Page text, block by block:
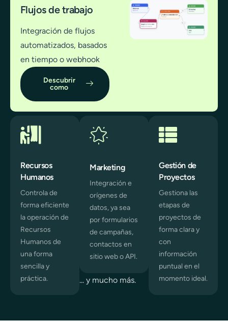
Flujos de trabajo
Integración de flujos
automatizados, basados
en tiempo o webhook
Descubrir
como
Recursos
Humanos
Controla de
forma eficiente
la operación de
Recursos
Humanos de
una forma
sencilla y
práctica.
Marketing
Integración e
orígenes de
datos, ya sea
por formularios
de campañas,
contactos en
sitio web o API.
... y mucho más.
Gestión de
Proyectos
Gestiona las
etapas de
proyectos de
forma clara y
con
información
puntual en el
momento ideal.